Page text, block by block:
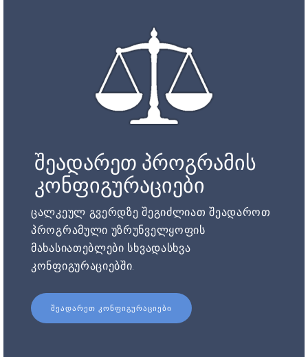
შეადარეთ პროგრამის
კონფიგურაციები
ცალკეულ გვერდზე შეგიძლიათ შეადაროთ
პროგრამული უზრუნველყოფის
მახასიათებლები სხვადასხვა
კონფიგურაციებში.
ᲨᲔᲐᲓᲐᲠᲔᲗ ᲙᲝᲜᲤᲘᲒᲣᲠᲐᲪᲘᲔᲑᲘ